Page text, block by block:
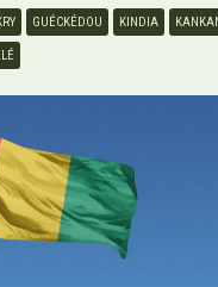
GUÉCKÉDOU KINDIA